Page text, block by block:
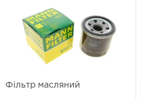
Фільтр масляний